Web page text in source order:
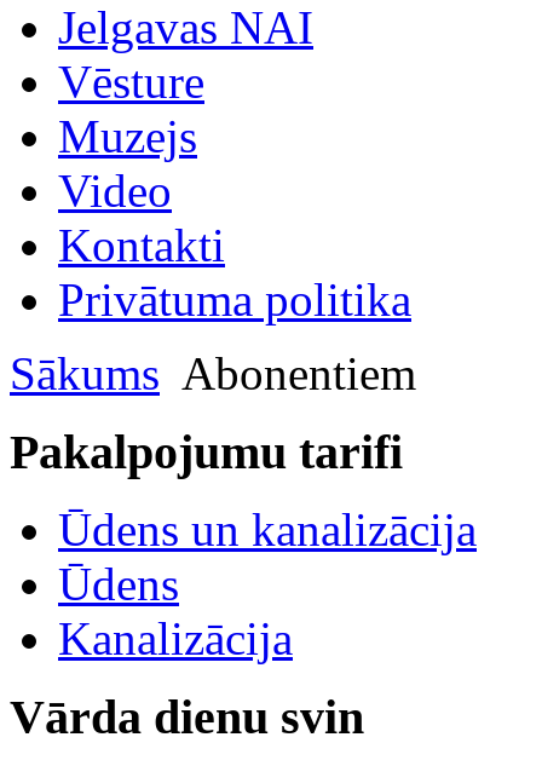
Jelgavas NAI
Vēsture
Muzejs
Video
Kontakti
Privātuma politika
Sākums Abonentiem
Pakalpojumu tarifi
Ūdens un kanalizācija
Ūdens
Kanalizācija
Vārda dienu svin